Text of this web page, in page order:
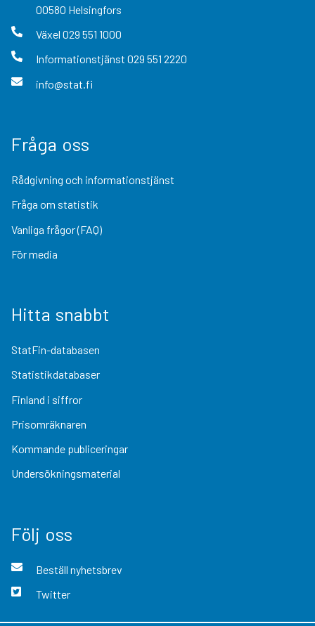
00580 Helsingfors
Växel 029 551 1000
Informationstjänst 029 551 2220
info@stat.fi
Fråga oss
Rådgivning och informationstjänst
Fråga om statistik
Vanliga frågor (FAQ)
För media
Hitta snabbt
StatFin-databasen
Statistikdatabaser
Finland i siffror
Prisomräknaren
Kommande publiceringar
Undersökningsmaterial
Följ oss
Beställ nyhetsbrev
Twitter